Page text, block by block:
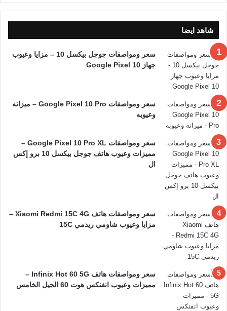
شاهد ايضا
سعر ومواصفات جوجل بيكسل 10 – مزايا وعيوب
جهاز Google Pixel 10
سعر ومواصفات Google Pixel 10 Pro – ميزاته
وعيوبه
سعر ومواصفات Google Pixel 10 Pro XL –
مميزات وعيوب هاتف جوجل بيكسل 10 برو إكس
ال
سعر ومواصفات هاتف Xiaomi Redmi 15C 4G –
مزايا وعيوب شاومي ريدمي 15C
سعر ومواصفات هاتف Infinix Hot 60 5G –
مميزات وعيوب انفنكس هوت 60 الجيل الخامس